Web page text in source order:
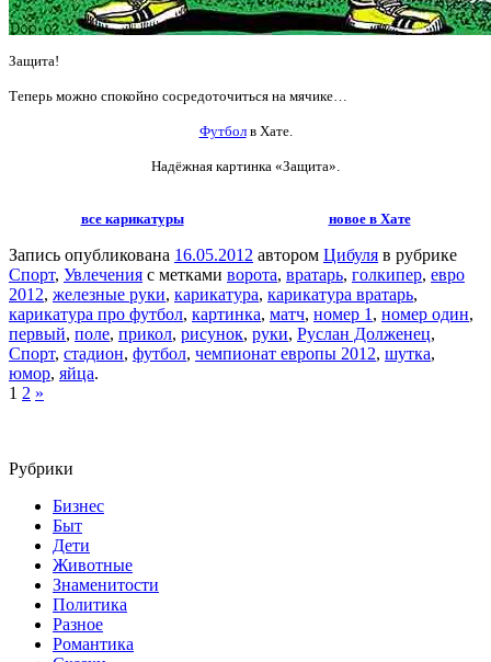
Защита!
Теперь можно спокойно сосредоточиться на мячике…
Футболв Хате.
Надёжная картинка «Защита».
все карикатуры новое в Хате
Запись опубликована 16.05.2012 автором Цибуля в рубрике
Спорт, Увлечения с метками ворота, вратарь, голкипер, евро
2012, железные руки, карикатура, карикатура вратарь,
карикатура про футбол, картинка, матч, номер 1 , номер один,
первый, поле, прикол, рисунок, руки, Руслан Долженец,
Спорт, стадион, футбол, чемпионат европы 2012, шутка,
юмор, яйца.
1 2 »
Рубрики
Бизнес
Быт
Дети
Животные
Знаменитости
Политика
Разное
Романтика